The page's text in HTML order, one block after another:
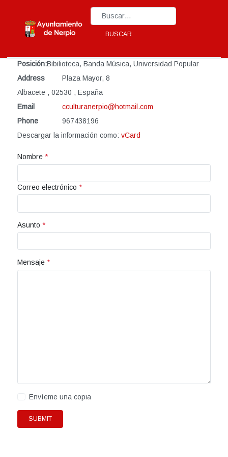
Type 2 or more characters for results.
BUSCAR
Posición:Bibilioteca, Banda Música, Universidad Popular
Address
Plaza Mayor, 8
Albacete , 02530 , España
Email
cculturanerpio@hotmail.com
Phone
967438196
Descargar la información como: vCard
Nombre *
Correo electrónico *
Asunto *
Mensaje *
Envíeme una copia
SUBMIT